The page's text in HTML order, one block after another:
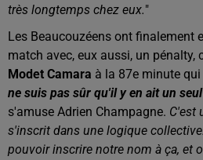
très longtemps chez eux."
Les Beaucouzéens ont finalement
match avec, eux aussi, un
Modet Camara à la 87e minute
ne suis pas sûr qu'il y en ait un
s'amuse Adrien Champagne. C'est
s'inscrit dans une logique
pouvoir inscrire notre nom à ça, et